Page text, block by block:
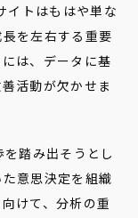
イトはもはや単な
を左右する重要
は、データに基
活動が欠かせま
踏み出そうとし
意思決定を組織
けて、分析の重